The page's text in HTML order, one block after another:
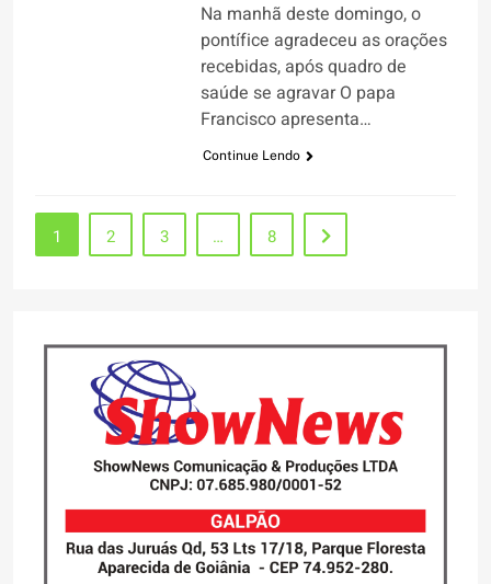
Na manhã deste domingo, o
pontífice agradeceu as orações
recebidas, após quadro de
saúde se agravar O papa
Francisco apresenta…
Continue Lendo
1 2 3 … 8